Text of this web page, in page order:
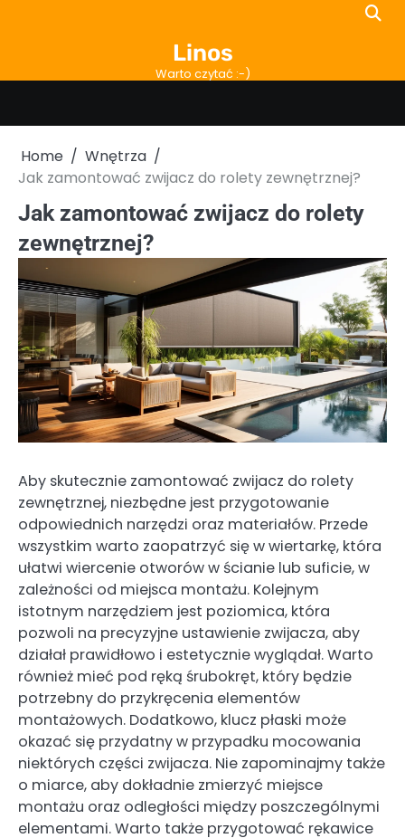
Linos
Warto czytać :-)
Home
Wnętrza
Jak zamontować zwijacz do rolety zewnętrznej?
Jak zamontować zwijacz do rolety
zewnętrznej?
Aby skutecznie zamontować zwijacz do rolety
zewnętrznej, niezbędne jest przygotowanie
odpowiednich narzędzi oraz materiałów. Przede
wszystkim warto zaopatrzyć się w wiertarkę, która
ułatwi wiercenie otworów w ścianie lub suficie, w
zależności od miejsca montażu. Kolejnym
istotnym narzędziem jest poziomica, która
pozwoli na precyzyjne ustawienie zwijacza, aby
działał prawidłowo i estetycznie wyglądał. Warto
również mieć pod ręką śrubokręt, który będzie
potrzebny do przykręcenia elementów
montażowych. Dodatkowo, klucz płaski może
okazać się przydatny w przypadku mocowania
niektórych części zwijacza. Nie zapominajmy także
o miarce, aby dokładnie zmierzyć miejsce
montażu oraz odległości między poszczególnymi
elementami. Warto także przygotować rękawice